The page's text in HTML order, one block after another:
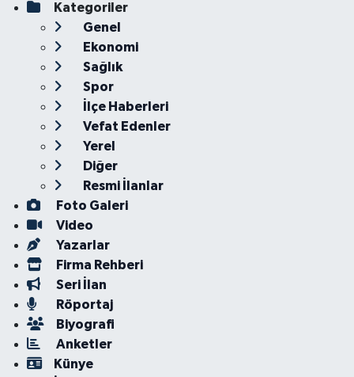
Kategoriler
Genel
Ekonomi
Sağlık
Spor
İlçe Haberleri
Vefat Edenler
Yerel
Diğer
Resmi İlanlar
Foto Galeri
Video
Yazarlar
Firma Rehberi
Seri İlan
Röportaj
Biyografi
Anketler
Künye